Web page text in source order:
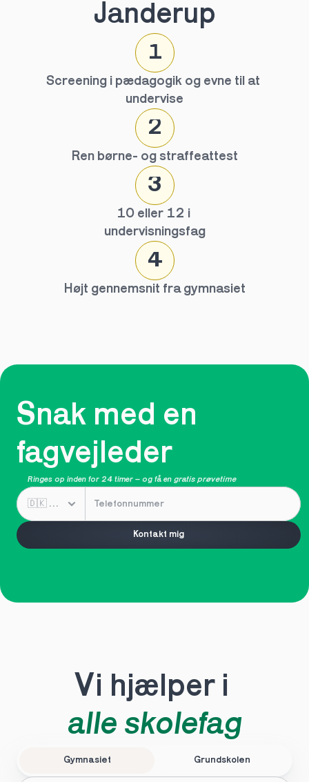
Janderup
1
Screening i pædagogik og evne til at
undervise
2
Ren børne- og straffeattest
3
10 eller 12 i
undervisningsfag
4
Højt gennemsnit fra gymnasiet
Snak med en
fagvejleder
Ringes op inden for 24 timer – og få en gratis prøvetime
Kontakt mig
Vi hjælper i
alle skolefag
Gymnasiet Grundskolen